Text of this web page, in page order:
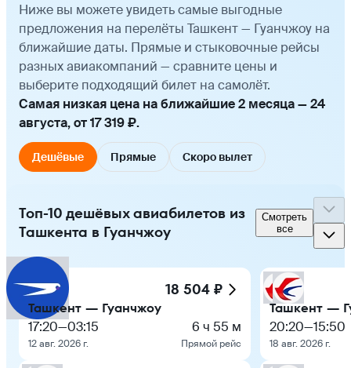
Ниже вы можете увидеть самые выгодные
предложения на перелёты Ташкент — Гуанчжоу на
ближайшие даты. Прямые и стыковочные рейсы
разных авиакомпаний — сравните цены и
выберите подходящий билет на самолёт.
Самая низкая цена на ближайшие 2 месяца — 24
августа, от 17 319 ₽.
Дешёвые Прямые Скоро вылет
Топ-10 дешёвых авиабилетов из
Ташкента в Гуанчжоу
Смотреть
все
18 504 ₽
Ташкент — Гуанчжоу
17:20—03:15
12 авг. 2026 г.
6 ч 55 м
Прямой рейс
Ташкент —
20:20—15:50
18 авг. 2026 г.